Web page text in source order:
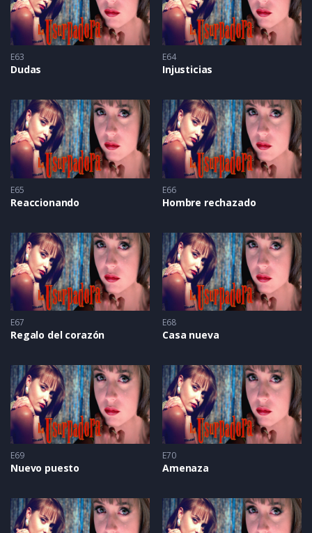
E63
Dudas
E64
Injusticias
E65
Reaccionando
E66
Hombre rechazado
E67
Regalo del corazón
E68
Casa nueva
E69
Nuevo puesto
E70
Amenaza